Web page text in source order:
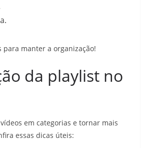
manter a organização!
da playlist no
em categorias e tornar mais
essas dicas úteis: